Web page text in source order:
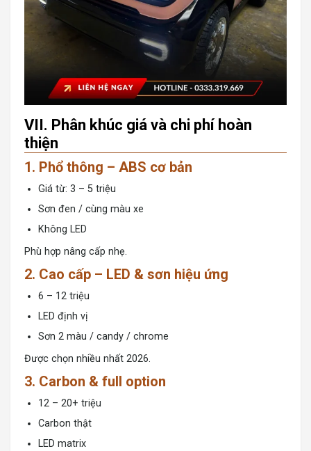
VII. Phân khúc giá và chi phí hoàn
thiện
1. Phổ thông – ABS cơ bản
Giá từ: 3 – 5 triệu
Sơn đen / cùng màu xe
Không LED
Phù hợp nâng cấp nhẹ.
2. Cao cấp – LED & sơn hiệu ứng
6 – 12 triệu
LED định vị
Sơn 2 màu / candy / chrome
Được chọn nhiều nhất 2026.
3. Carbon & full option
12 – 20+ triệu
Carbon thật
LED matrix